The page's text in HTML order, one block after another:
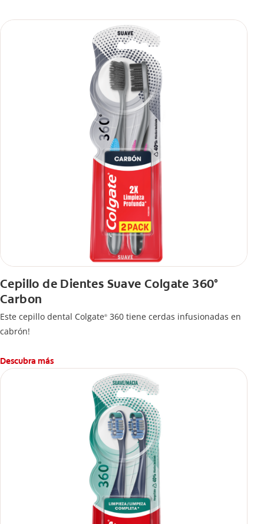
Cepillo de Dientes Suave Colgate 360°
Carbon
Este cepillo dental Colgate® 360 tiene cerdas infusionadas en
cabrón!
Descubra más